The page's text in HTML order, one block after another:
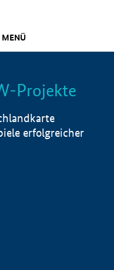
MENÜ
Info
Projekte
erfolgreicher